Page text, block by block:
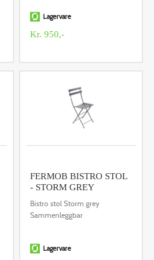
Lagervare
Kr. 950,-
FERMOB BISTRO STOL
- STORM GREY
Bistro stol Storm grey
Sammenleggbar
Lagervare